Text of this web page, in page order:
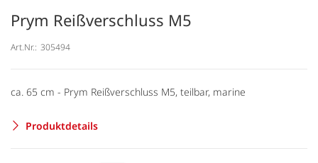
Prym Reißverschluss M5
Art.Nr.: 305494
ca. 65 cm - Prym Reißverschluss M5, teilbar, marine
Produktdetails